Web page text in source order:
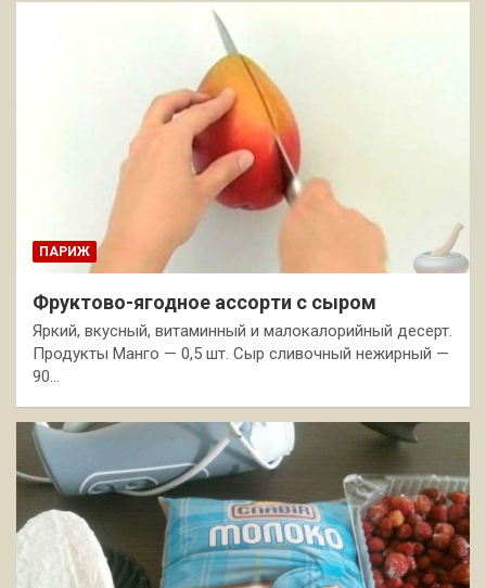
ПАРИЖ
Фруктово-ягодное ассорти с сыром
Яркий, вкусный, витаминный и малокалорийный десерт.
Продукты Манго — 0,5 шт. Сыр сливочный нежирный —
90…